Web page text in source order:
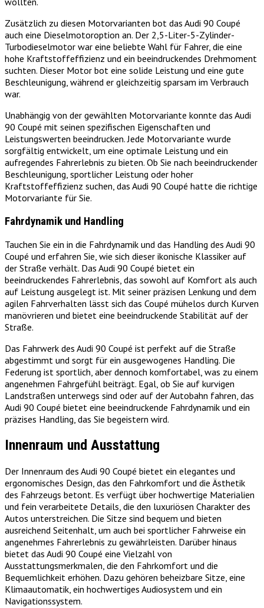
Zusätzlich zu diesen Motorvarianten bot das Audi 90 Coupé
auch eine Dieselmotoroption an. Der 2,5-Liter-5-Zylinder-
Turbodieselmotor war eine beliebte Wahl für Fahrer, die eine
hohe Kraftstoffeffizienz und ein beeindruckendes Drehmoment
suchten. Dieser Motor bot eine solide Leistung und eine gute
Beschleunigung, während er gleichzeitig sparsam im Verbrauch
war.
Unabhängig von der gewählten Motorvariante konnte das Audi
90 Coupé mit seinen spezifischen Eigenschaften und
Leistungswerten beeindrucken. Jede Motorvariante wurde
sorgfältig entwickelt, um eine optimale Leistung und ein
aufregendes Fahrerlebnis zu bieten. Ob Sie nach beeindruckender
Beschleunigung, sportlicher Leistung oder hoher
Kraftstoffeffizienz suchen, das Audi 90 Coupé hatte die richtige
Motorvariante für Sie.
Fahrdynamik und Handling
Tauchen Sie ein in die Fahrdynamik und das Handling des Audi 90
Coupé und erfahren Sie, wie sich dieser ikonische Klassiker auf
der Straße verhält. Das Audi 90 Coupé bietet ein
beeindruckendes Fahrerlebnis, das sowohl auf Komfort als auch
auf Leistung ausgelegt ist. Mit seiner präzisen Lenkung und dem
agilen Fahrverhalten lässt sich das Coupé mühelos durch Kurven
manövrieren und bietet eine beeindruckende Stabilität auf der
Straße.
Das Fahrwerk des Audi 90 Coupé ist perfekt auf die Straße
abgestimmt und sorgt für ein ausgewogenes Handling. Die
Federung ist sportlich, aber dennoch komfortabel, was zu einem
angenehmen Fahrgefühl beiträgt. Egal, ob Sie auf kurvigen
Landstraßen unterwegs sind oder auf der Autobahn fahren, das
Audi 90 Coupé bietet eine beeindruckende Fahrdynamik und ein
präzises Handling, das Sie begeistern wird.
Innenraum und Ausstattung
Der Innenraum des Audi 90 Coupé bietet ein elegantes und
ergonomisches Design, das den Fahrkomfort und die Ästhetik
des Fahrzeugs betont. Es verfügt über hochwertige Materialien
und fein verarbeitete Details, die den luxuriösen Charakter des
Autos unterstreichen. Die Sitze sind bequem und bieten
ausreichend Seitenhalt, um auch bei sportlicher Fahrweise ein
angenehmes Fahrerlebnis zu gewährleisten. Darüber hinaus
bietet das Audi 90 Coupé eine Vielzahl von
Ausstattungsmerkmalen, die den Fahrkomfort und die
Bequemlichkeit erhöhen. Dazu gehören beheizbare Sitze, eine
Klimaautomatik, ein hochwertiges Audiosystem und ein
Navigationssystem.